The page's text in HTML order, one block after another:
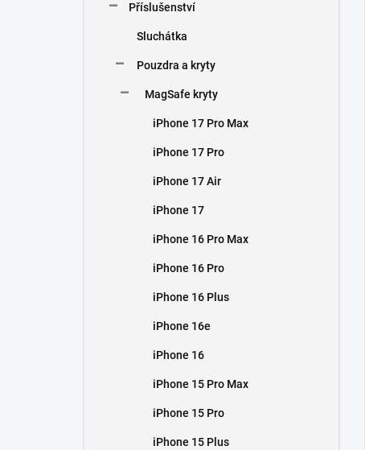
Příslušenství
Sluchátka
Pouzdra a kryty
MagSafe kryty
iPhone 17 Pro Max
iPhone 17 Pro
iPhone 17 Air
iPhone 17
iPhone 16 Pro Max
iPhone 16 Pro
iPhone 16 Plus
iPhone 16e
iPhone 16
iPhone 15 Pro Max
iPhone 15 Pro
iPhone 15 Plus